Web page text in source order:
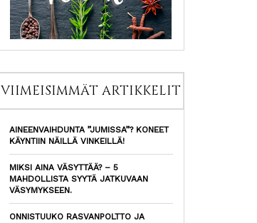
VIIMEISIMMÄT ARTIKKELIT
AINEENVAIHDUNTA ”JUMISSA”? KONEET
KÄYNTIIN NÄILLÄ VINKEILLÄ!
MIKSI AINA VÄSYTTÄÄ? – 5
MAHDOLLISTA SYYTÄ JATKUVAAN
VÄSYMYKSEEN.
ONNISTUUKO RASVANPOLTTO JA